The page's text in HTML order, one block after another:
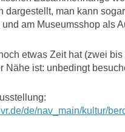
dargestellt, man kann
am Museumsshop als
etwas Zeit hat (zwei
Nähe ist: unbedingt
de/nav_main/kultur/